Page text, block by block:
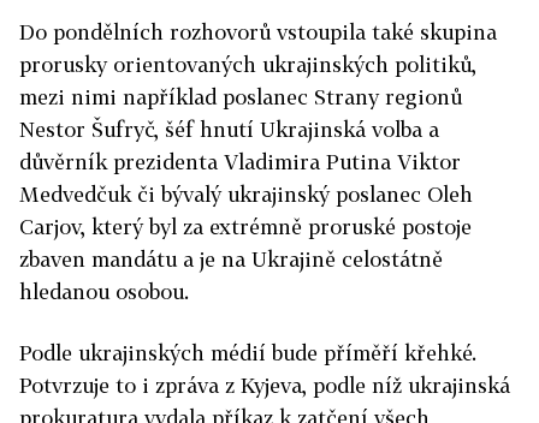
Do pondělních rozhovorů vstoupila také skupina
prorusky orientovaných ukrajinských politiků,
mezi nimi například poslanec Strany regionů
Nestor Šufryč, šéf hnutí Ukrajinská volba a
důvěrník prezidenta Vladimira Putina Viktor
Medvedčuk či bývalý ukrajinský poslanec Oleh
Carjov, který byl za extrémně proruské postoje
zbaven mandátu a je na Ukrajině celostátně
hledanou osobou.
Podle ukrajinských médií bude příměří křehké.
Potvrzuje to i zpráva z Kyjeva, podle níž ukrajinská
prokuratura vydala příkaz k zatčení všech